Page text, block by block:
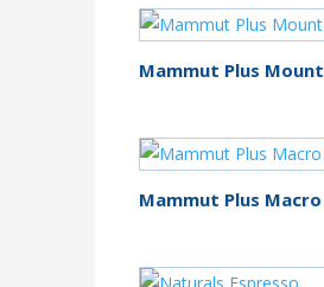
Mammut Plus
Mammut Plus